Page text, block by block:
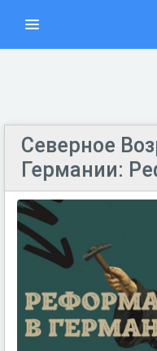
Северное
Германии: